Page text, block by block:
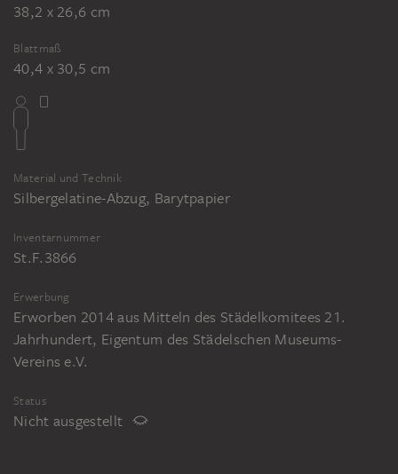
38,2 x 26,6 cm
Blattmaß
40,4 x 30,5 cm
Material und Technik
Silbergelatine-Abzug, Barytpapier
Inventarnummer
St.F.3866
Erwerbung
Erworben 2014 aus Mitteln des Städelkomitees 21.
Jahrhundert, Eigentum des Städelschen Museums-
Vereins e.V.
Status
Nicht ausgestellt